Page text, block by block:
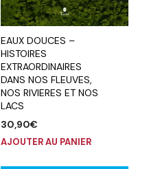
EAUX DOUCES –
HISTOIRES
EXTRAORDINAIRES
DANS NOS FLEUVES,
NOS RIVIERES ET NOS
LACS
30,90€
AJOUTER AU PANIER